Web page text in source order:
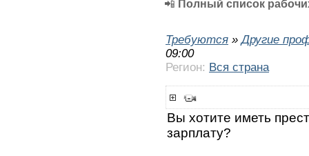
📲 Полный список
Требуются »Другие
09:00
Регион: Вся страна
Вы хотите иметь
зарплату?